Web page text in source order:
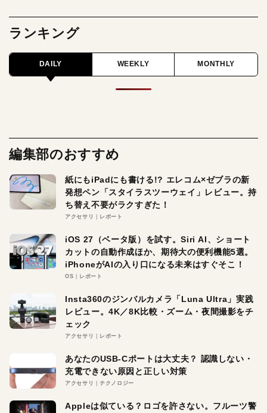
ランキング
DAILY WEEKLY MONTHLY
編集部のおすすめ
紙にもiPadにも書ける!? エレコム×ゼブラの新
発想ペン「スタイラスツーウェイ」レビュー。持
ち替え不要がラクすぎた！
アクセサリ レポート
iOS 27（ベータ版）を試す。Siri AI、ショート
カットの自動作成ほか、期待大の便利機能5選。
iPhoneがAIの入り口になる未来はすぐそこ！
OS レポート
Insta360のジンバルカメラ「Luna Ultra」実践
レビュー。4K／8K比較・ズーム・夜間撮影をチ
ェック
アクセサリ レポート
あなたのUSB-Cポートは大丈夫？ 認識しない・
充電できない原因と正しい対策
アクセサリ テクノロジー
Appleは似ている？ロゴを許さない。フルーツ警